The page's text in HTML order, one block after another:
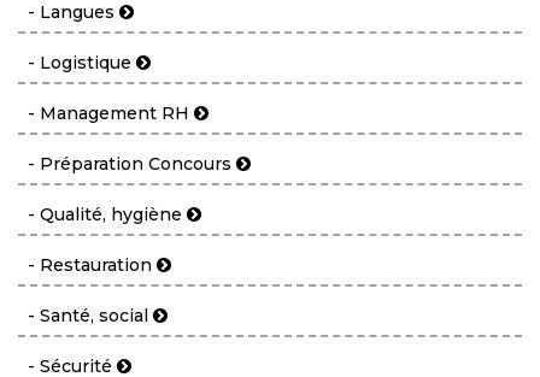
- Langues
- Logistique
- Management RH
- Préparation Concours
- Qualité, hygiène
- Restauration
- Santé, social
- Sécurité